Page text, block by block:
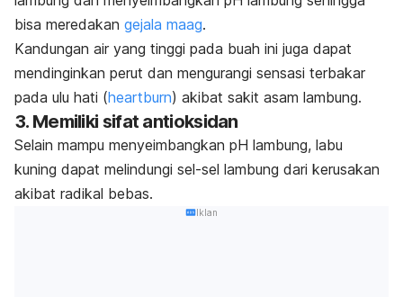
bisa meredakan gejala maag.
Kandungan air yang tinggi pada buah ini juga dapat
mendinginkan perut dan mengurangi sensasi terbakar
pada ulu hati (heartburn) akibat sakit asam lambung.
3. Memiliki sifat antioksidan
Selain mampu menyeimbangkan pH lambung, labu
kuning dapat melindungi sel-sel lambung dari kerusakan
akibat radikal bebas.
Iklan